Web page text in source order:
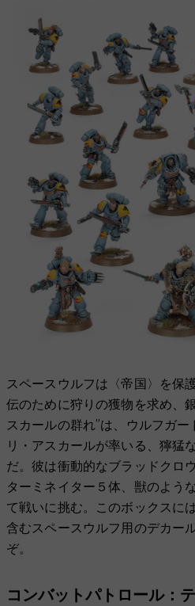
スペースウルフは〈帝国〉を保
伝のために狩りの獲物を求め、
スカールの群れ”は、ウルフガ
リ・アスカールが率いる、獰猛
だ。彼は衝動的なブラッドクロ
ターミネイター５体、獣のよう
て戦いに挑む。このボックスに
含むスペースウルフ用のデカー
ぞ。
コンバットパトロール：